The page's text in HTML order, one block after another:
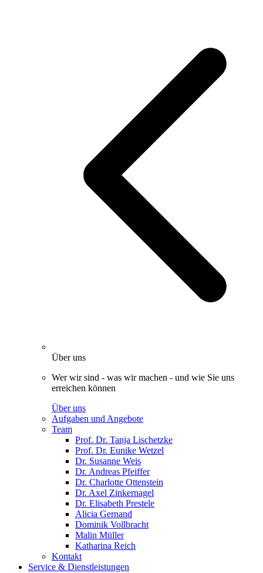
Über uns
Wer wir sind - was wir machen - und wie Sie uns
erreichen können
Über uns
Aufgaben und Angebote
Team
Prof. Dr. Tanja Lischetzke
Prof. Dr. Eunike Wetzel
Dr. Susanne Weis
Dr. Andreas Pfeiffer
Dr. Charlotte Ottenstein
Dr. Axel Zinkernagel
Dr. Elisabeth Prestele
Alicia Gernand
Dominik Vollbracht
Malin Müller
Katharina Reich
Kontakt
Service & Dienstleistungen